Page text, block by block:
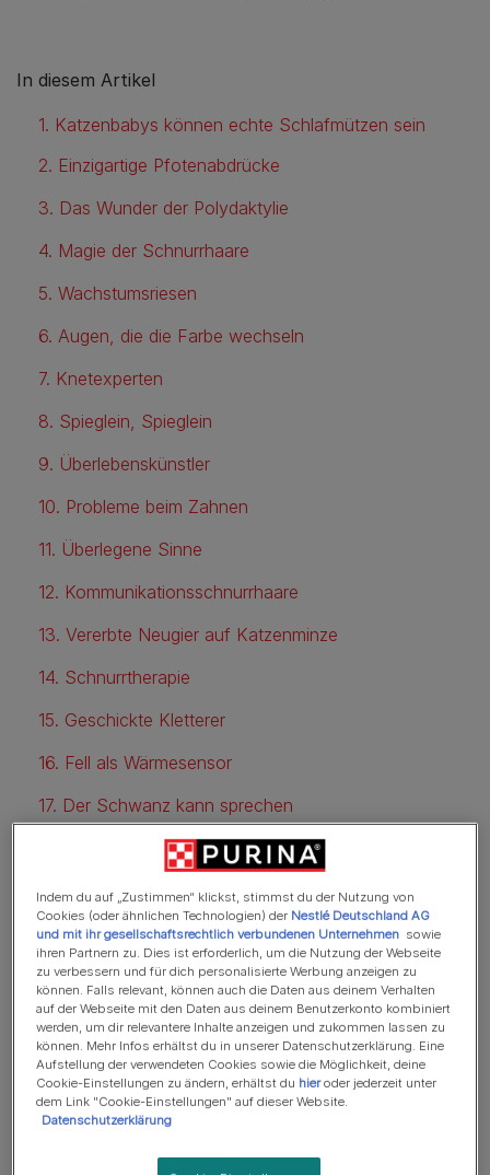
In diesem Artikel
1. Katzenbabys können echte Schlafmützen sein
2. Einzigartige Pfotenabdrücke
3. Das Wunder der Polydaktylie
4. Magie der Schnurrhaare
5. Wachstumsriesen
6. Augen, die die Farbe wechseln
7. Knetexperten
8. Spieglein, Spieglein
9. Überlebenskünstler
10. Probleme beim Zahnen
11. Überlegene Sinne
12. Kommunikationsschnurrhaare
13. Vererbte Neugier auf Katzenminze
14. Schnurrtherapie
15. Geschickte Kletterer
16. Fell als Wärmesensor
17. Der Schwanz kann sprechen
18. Soziale Tiere
19. Versteckte Schnurrhaare
20. Instinktive Putzteufel
21. Unabhängige Entdecker
22. Einzigartiger Nasenabdruck
23. Vielfältige Lautäußerungen
24. Geschmackspräferenzen
Indem du auf „Zustimmen“ klickst, stimmst du der Nutzung von
Cookies (oder ähnlichen Technologien) der Nestlé Deutschland AG
und mit ihr gesellschaftsrechtlich verbundenen Unternehmen sowie
ihren Partnern zu. Dies ist erforderlich, um die Nutzung der Webseite
zu verbessern und für dich personalisierte Werbung anzeigen zu
können. Falls relevant, können auch die Daten aus deinem Verhalten
auf der Webseite mit den Daten aus deinem Benutzerkonto kombiniert
werden, um dir relevantere Inhalte anzeigen und zukommen lassen zu
können. Mehr Infos erhältst du in unserer Datenschutzerklärung. Eine
Aufstellung der verwendeten Cookies sowie die Möglichkeit, deine
Cookie-Einstellungen zu ändern, erhältst du hieroder jederzeit unter
dem Link "Cookie-Einstellungen" auf dieser Website.
Datenschutzerklärung